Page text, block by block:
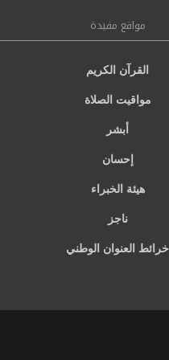
مواقع مفيدة
القرآن الكريم
مواقيت الصلاة
أبشر
إحسان
هيئة الخبراء
ناجز
خرائط العنوان الوطني